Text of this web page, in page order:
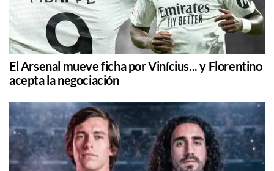
El Arsenal mueve ficha por Vinícius... y Florentino
acepta la negociación